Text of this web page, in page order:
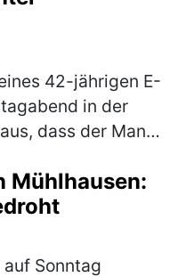
42-jährigen E-
in der
dass der Mann
(mehr)
Mühlhausen:
Sonntag